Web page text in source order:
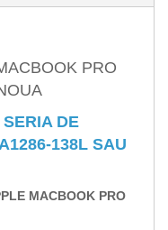
PRO
DE
138L SAU
MACBOOK PRO